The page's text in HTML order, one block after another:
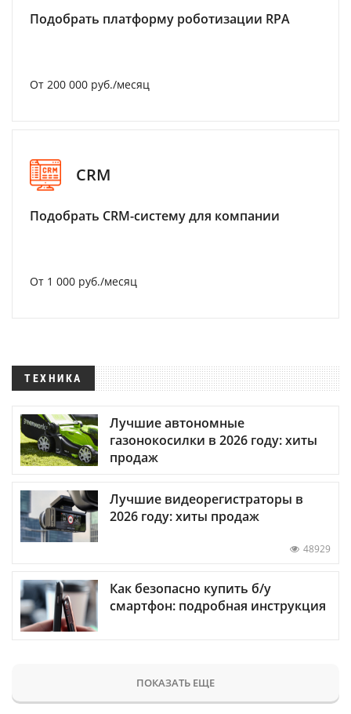
Подобрать платформу роботизации RPA
От 200 000 руб./месяц
CRM
Подобрать CRM-систему для компании
От 1 000 руб./месяц
ТЕХНИКА
Лучшие автономные
газонокосилки в 2026 году: хиты
продаж
Лучшие видеорегистраторы в
2026 году: хиты продаж
48929
Как безопасно купить б/у
смартфон: подробная инструкция
ПОКАЗАТЬ ЕЩЕ